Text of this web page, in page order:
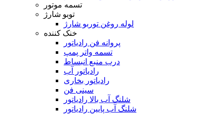
تسمه موتور
توبو شارژ
لوله روغن توربو شارژ
خنک کننده
پروانه فن رادیاتور
تسمه واتر پمپ
درب منبع انبساط
رادیاتور آب
رادیاتور بخاری
سینی فن
شلنگ آب بالا رادیاتور
شلنگ آب پایین رادیاتور